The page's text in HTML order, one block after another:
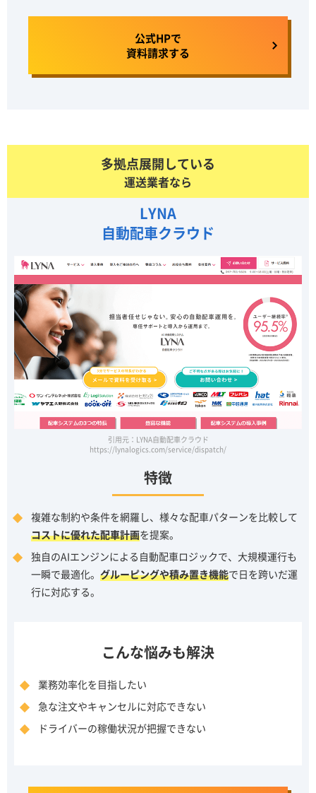
公式HPで
資料請求する
多拠点展開している
運送業者なら
LYNA
自動配車クラウド
引用元：LYNA自動配車クラウド
https://lynalogics.com/service/dispatch/
特徴
複雑な制約や条件を網羅し、様々な配車パターンを比較して
コストに優れた配車計画を提案。
独自のAIエンジンによる自動配車ロジックで、大規模運行も
一瞬で最適化。 グルーピングや積み置き機能で日を跨いだ運
行に対応する。
こんな悩みも解決
業務効率化を目指したい
急な注文やキャンセルに対応できない
ドライバーの稼働状況が把握できない